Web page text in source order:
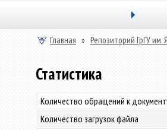
Главная » Репозиторий ГрГУ им.
Статистика
Количество обращений к
Количество загрузок файла